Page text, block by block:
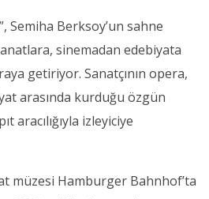
Semiha Berksoy’un sahne
sinemadan edebiyata
getiriyor. Sanatçının opera,
arasında kurduğu özgün
aracılığıyla izleyiciye
müzesi Hamburger Bahnhof’ta